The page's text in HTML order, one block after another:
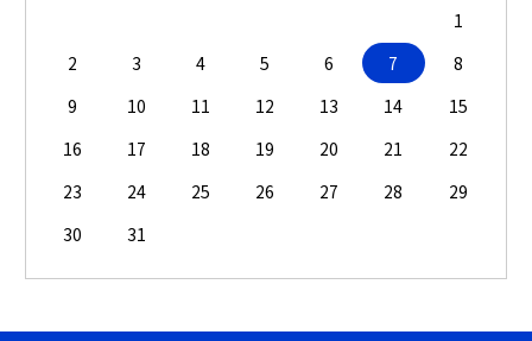
1
2
3 4 5 6 7
8
9
10 11 12 13 14
15
16
17 18 19 20 21
22
23
24 25 26 27 28
29
30
31